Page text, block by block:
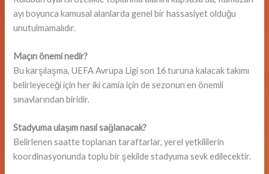
ayı boyunca kamusal alanlarda genel bir hassasiyet olduğu
unutulmamalıdır.
Maçın önemi nedir?
Bu karşılaşma, UEFA Avrupa Ligi son 16 turuna kalacak takımı
belirleyeceği için her iki camia için de sezonun en önemli
sınavlarından biridir.
Stadyuma ulaşım nasıl sağlanacak?
Belirlenen saatte toplanan taraftarlar, yerel yetkililerin
koordinasyonunda toplu bir şekilde stadyuma sevk edilecektir.